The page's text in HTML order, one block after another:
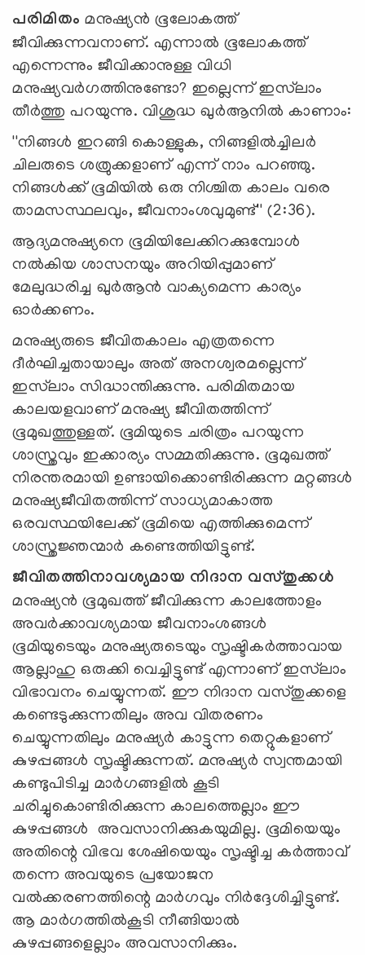
പരിമിതം മനുഷ്യന്‍ ഭൂലോകത്ത്
ജീവിക്കുന്നവനാണ്. എന്നാല്‍ ഭൂലോകത്ത്
എന്നെന്നും ജീവിക്കാനുള്ള വിധി
മനുഷ്യവര്‍ഗത്തിനുണ്ടോ? ഇല്ലെന്ന് ഇസ്‌ലാം
തീര്‍ത്തു പറയുന്നു. വിശുദ്ധ ഖുര്‍ആനില്‍ കാണാം:
''നിങ്ങള്‍ ഇറങ്ങി കൊള്ളുക, നിങ്ങളില്‍ച്ചിലര്‍
ചിലരുടെ ശത്രുക്കളാണ് എന്ന് നാം പറഞ്ഞു.
നിങ്ങള്‍ക്ക് ഭൂമിയില്‍ ഒരു നിശ്ചിത കാലം വരെ
താമസസ്ഥലവും, ജീവനാംശവുമുണ്ട്'' (2:36).
ആദ്യമനുഷ്യനെ ഭൂമിയിലേക്കിറക്കുമ്പോള്‍
നല്‍കിയ ശാസനയും അറിയിപ്പുമാണ്
മേലുദ്ധരിച്ച ഖുര്‍ആന്‍ വാക്യമെന്ന കാര്യം
ഓര്‍ക്കണം.
മനുഷ്യരുടെ ജീവിതകാലം എത്രതന്നെ
ദീര്‍ഘിച്ചതായാലും അത് അനശ്വരമല്ലെന്ന്
ഇസ്‌ലാം സിദ്ധാന്തിക്കുന്നു. പരിമിതമായ
കാലയളവാണ് മനുഷ്യ ജീവിതത്തിന്ന്
ഭൂമുഖത്തുള്ളത്. ഭൂമിയുടെ ചരിത്രം പറയുന്ന
ശാസ്ത്രവും ഇക്കാര്യം സമ്മതിക്കുന്നു. ഭൂമുഖത്ത്
നിരന്തരമായി ഉണ്ടായിക്കൊണ്ടിരിക്കുന്ന മറ്റങ്ങള്‍
മനുഷ്യജീവിതത്തിന്ന് സാധ്യമാകാത്ത
ഒരവസ്ഥയിലേക്ക് ഭൂമിയെ എത്തിക്കുമെന്ന്
ശാസ്ത്രജ്ഞന്മാര്‍ കണ്ടെത്തിയിട്ടുണ്ട്.
ജീവിതത്തിനാവശ്യമായ നിദാന വസ്തുക്കള്‍
മനുഷ്യന്‍ ഭൂമുഖത്ത് ജീവിക്കുന്ന കാലത്തോളം
അവര്‍ക്കാവശ്യമായ ജീവനാംശങ്ങള്‍
ഭൂമിയുടെയും മനുഷ്യരുടെയും സൃഷ്ടികര്‍ത്താവായ
ആല്ലാഹു ഒരുക്കി വെച്ചിട്ടുണ്ട് എന്നാണ് ഇസ്‌ലാം
വിഭാവനം ചെയ്യുന്നത്. ഈ നിദാന വസ്തുക്കളെ
കണ്ടെടുക്കുന്നതിലും അവ വിതരണം
ചെയ്യുന്നതിലും മനുഷ്യര്‍ കാട്ടുന്ന തെറ്റുകളാണ്
കുഴപ്പങ്ങള്‍ സൃഷ്ടിക്കുന്നത്. മനുഷ്യര്‍ സ്വന്തമായി
കണ്ടുപിടിച്ച മാര്‍ഗങ്ങളില്‍ കൂടി
ചരിച്ചുകൊണ്ടിരിക്കുന്ന കാലത്തെല്ലാം ഈ
കുഴപ്പങ്ങള്‍ അവസാനിക്കുകയുമില്ല. ഭൂമിയെയും
അതിന്റെ വിഭവ ശേഷിയെയും സൃഷ്ടിച്ച കര്‍ത്താവ്
തന്നെ അവയുടെ പ്രയോജന
വല്‍ക്കരണത്തിന്റെ മാര്‍ഗവും നിര്‍ദ്ദേശിച്ചിട്ടുണ്ട്.
ആ മാര്‍ഗത്തില്‍കൂടി നീങ്ങിയാല്‍
കുഴപ്പങ്ങളെല്ലാം അവസാനിക്കും.